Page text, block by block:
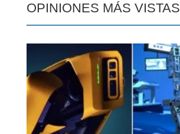
OPINIONES MÁS VISTAS